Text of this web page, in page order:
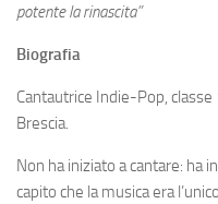
potente la rinascita”
Biografia
Cantautrice Indie-Pop,
Brescia.
Non ha iniziato a cantare: ha
capito che la musica era